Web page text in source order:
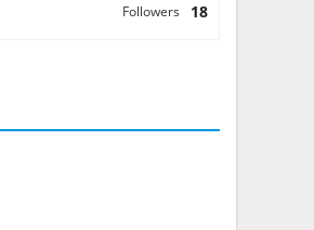
18
Followers